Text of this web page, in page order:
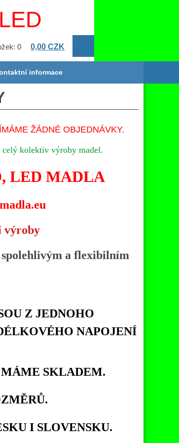
0 0,00 CZK
informace
ŽÁDNÉ OBJEDNÁVKY.
celý kolektiv výroby madel.
LED MADLA
výroby
spolehlivým a flexibilním
Z JEDNOHO
NAPOJENÍ
SKLADEM.
I SLOVENSKU.